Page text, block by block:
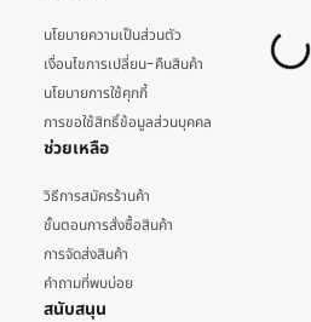
นโยบายความเป็นส่วนตัว
เงื่อนไขการเปลี่ยน-คืนสินค้า
นโยบายการใช้คุกกี้
การขอใช้สิทธิ์ข้อมูลส่วนบุคคล
ช่วยเหลือ
วิธีการสมัครร้านค้า
ขั้นตอนการสั่งซื้อสินค้า
การจัดส่งสินค้า
คำถามที่พบบ่อย
สนับสนุน